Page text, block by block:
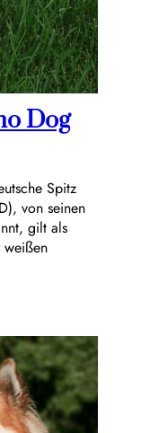
Dog
Spitz
von seinen
gilt als
weißen